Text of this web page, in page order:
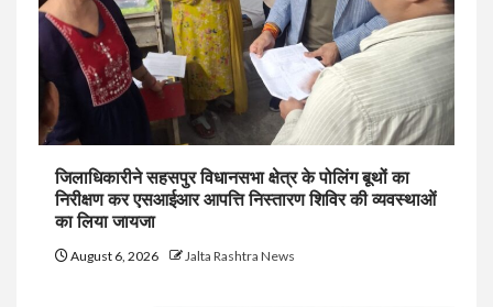
जिलाधिकारीने सहसपुर विधानसभा क्षेत्र के पोलिंग बूथों का
निरीक्षण कर एसआईआर आपत्ति निस्तारण शिविर की व्यवस्थाओं
का लिया जायजा
August 6, 2026 Jalta Rashtra News